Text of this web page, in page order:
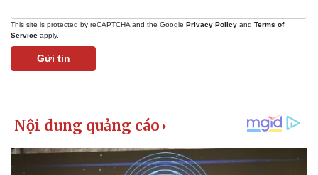
Pháp luật
Vụ án
This site is protected by reCAPTCHA and the Google Privacy Policy and Terms of
Service apply.
Gửi tin